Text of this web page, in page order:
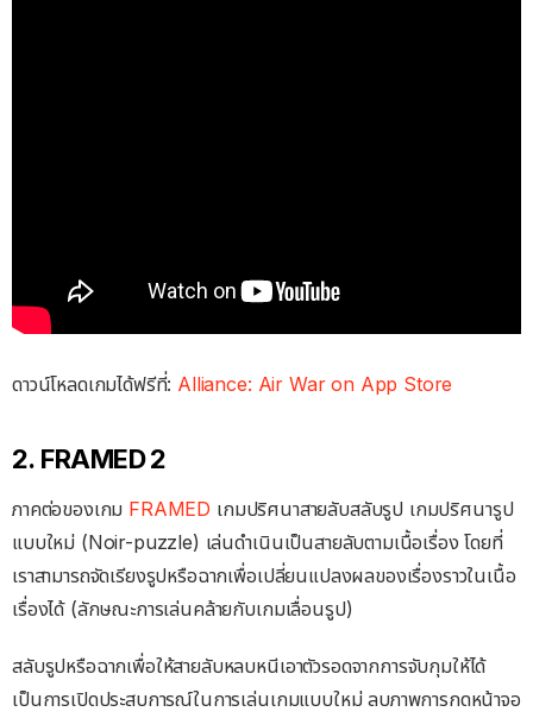
ดาวน์โหลดเกมได้ฟรีที่: Alliance: Air War on App Store
2. FRAMED 2
ภาคต่อของเกม FRAMED เกมปริศนาสายลับสลับรูป เกมปริศนารูป
แบบใหม่ (Noir-puzzle) เล่นดำเนินเป็นสายลับตามเนื้อเรื่อง โดยที่
เราสามารถจัดเรียงรูปหรือฉากเพื่อเปลี่ยนแปลงผลของเรื่องราวในเนื้อ
เรื่องได้ (ลักษณะการเล่นคล้ายกับเกมเลื่อนรูป)
สลับรูปหรือฉากเพื่อให้สายลับหลบหนีเอาตัวรอดจากการจับกุมให้ได้
เป็นการเปิดประสบการณ์ในการเล่นเกมแบบใหม่ ลบภาพการกดหน้าจอ